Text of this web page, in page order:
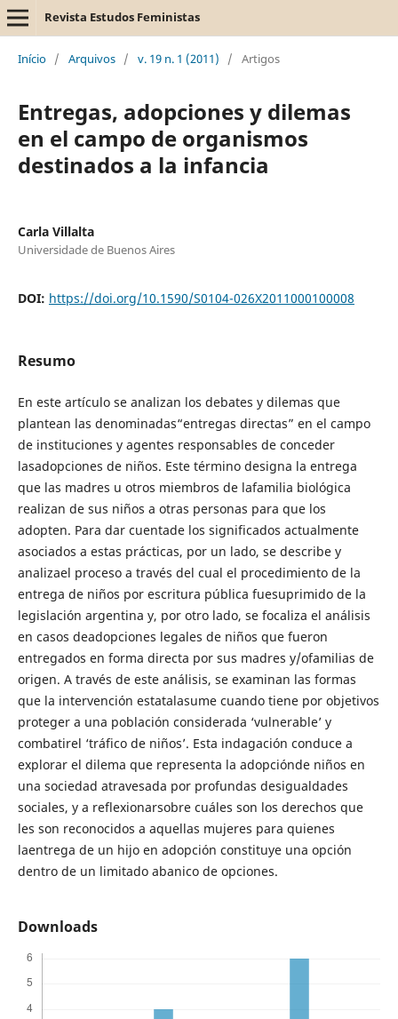
Revista Estudos Feministas
Início / Arquivos / v. 19 n. 1 (2011) / Artigos
Entregas, adopciones y dilemas
en el campo de organismos
destinados a la infancia
Carla Villalta
Universidade de Buenos Aires
DOI: https://doi.org/10.1590/S0104-026X2011000100008
Resumo
En este artículo se analizan los debates y dilemas que
plantean las denominadas“entregas directas” en el campo
de instituciones y agentes responsables de conceder
lasadopciones de niños. Este término designa la entrega
que las madres u otros miembros de lafamilia biológica
realizan de sus niños a otras personas para que los
adopten. Para dar cuentade los significados actualmente
asociados a estas prácticas, por un lado, se describe y
analizael proceso a través del cual el procedimiento de la
entrega de niños por escritura pública fuesuprimido de la
legislación argentina y, por otro lado, se focaliza el análisis
en casos deadopciones legales de niños que fueron
entregados en forma directa por sus madres y/ofamilias de
origen. A través de este análisis, se examinan las formas
que la intervención estatalasume cuando tiene por objetivos
proteger a una población considerada ‘vulnerable’ y
combatirel ‘tráfico de niños’. Esta indagación conduce a
explorar el dilema que representa la adopciónde niños en
una sociedad atravesada por profundas desigualdades
sociales, y a reflexionarsobre cuáles son los derechos que
les son reconocidos a aquellas mujeres para quienes
laentrega de un hijo en adopción constituye una opción
dentro de un limitado abanico de opciones.
Downloads